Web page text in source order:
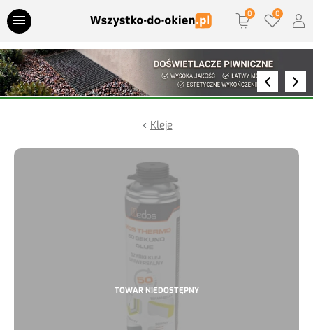
Przejdź do treści
Parapety wewnętrzne
Parapety termiczne
Doświetlacze piwniczne
Kleje